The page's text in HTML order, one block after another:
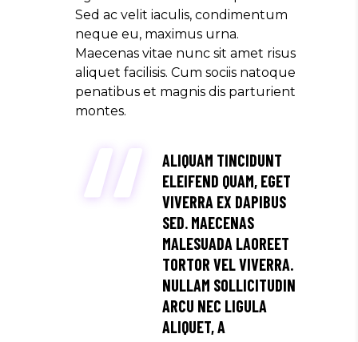
Sed ac velit iaculis, condimentum
neque eu, maximus urna.
Maecenas vitae nunc sit amet risus
aliquet facilisis. Cum sociis natoque
penatibus et magnis dis parturient
montes.
ALIQUAM TINCIDUNT
ELEIFEND QUAM, EGET
VIVERRA EX DAPIBUS
SED. MAECENAS
MALESUADA LAOREET
TORTOR VEL VIVERRA.
NULLAM SOLLICITUDIN
ARCU NEC LIGULA
ALIQUET, A